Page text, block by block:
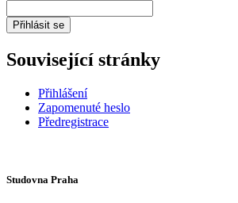
Přihlásit se
Související stránky
Přihlášení
Zapomenuté heslo
Předregistrace
Studovna Praha